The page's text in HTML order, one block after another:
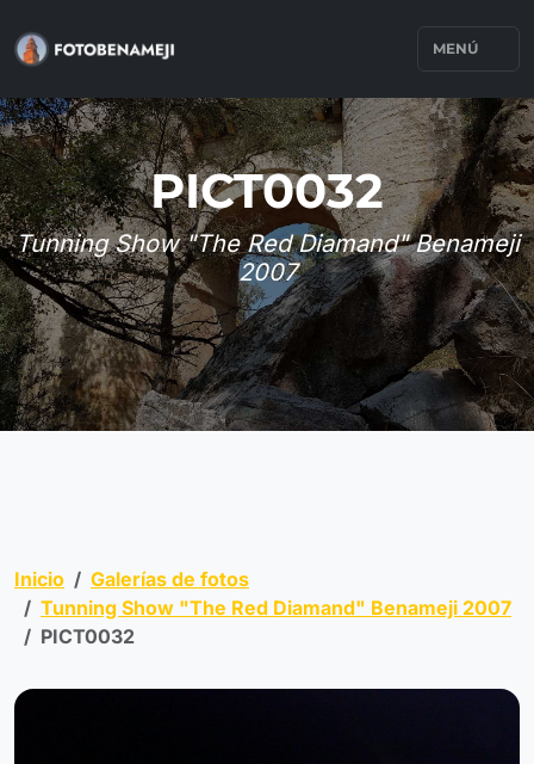
MENÚ
PICT0032
Tunning Show "The Red Diamand" Benameji
2007
Inicio
Galerías de fotos
Tunning Show "The Red Diamand" Benameji 2007
PICT0032